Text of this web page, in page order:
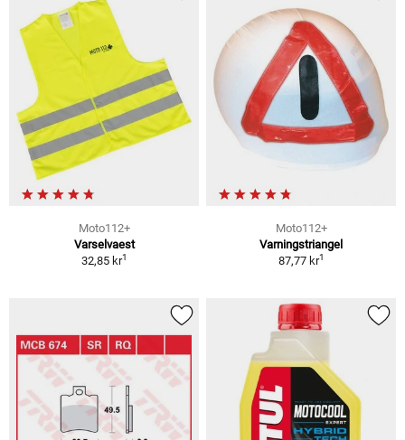
Moto112+
Varselvaest
32,85 kr1
Moto112+
Varningstriangel
87,77 kr1